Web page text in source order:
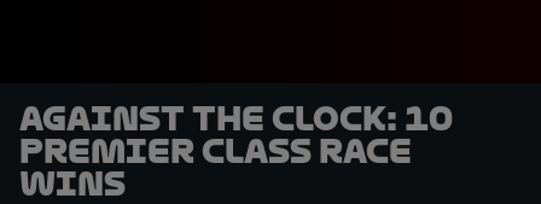
Against the clock: 10
premier class race
wins